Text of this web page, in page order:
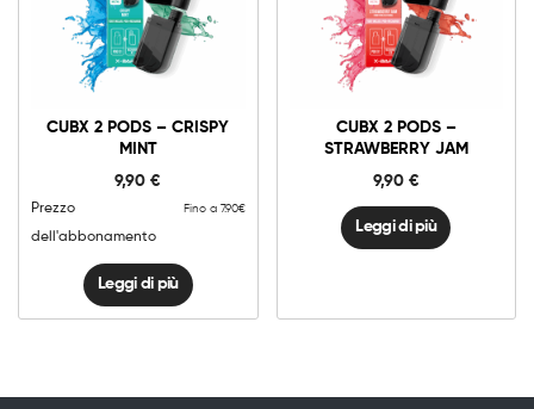
CUBX 2 PODS – CRISPY
MINT
9,90€
Prezzo
dell'abbonamento
Fino a 7.90€
Leggi di più
CUBX 2 PODS –
STRAWBERRY JAM
9,90 €
Leggi di più